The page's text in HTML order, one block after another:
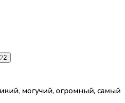
2
могучий, огромный, самый